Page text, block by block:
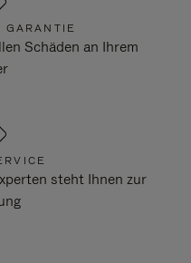
GARANTIE
Schäden an Ihrem
steht Ihnen zur